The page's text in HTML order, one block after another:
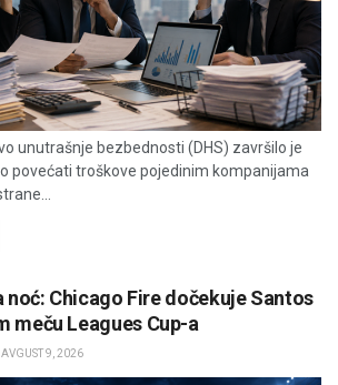
unutrašnje bezbednosti (DHS) završilo je
povećati troškove pojedinim kompanijama
Chicago Fire dočekuje Santos
meču Leagues Cup-a
AVGUST 9, 2026